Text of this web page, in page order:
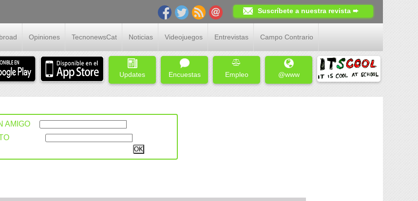
Suscríbete a nuestra revista ➨
Opiniones TecnonewsCat Noticias Videojuegos Entrevistas Campo Contrario
Updates Encuestas Empleo @www
AMIGO